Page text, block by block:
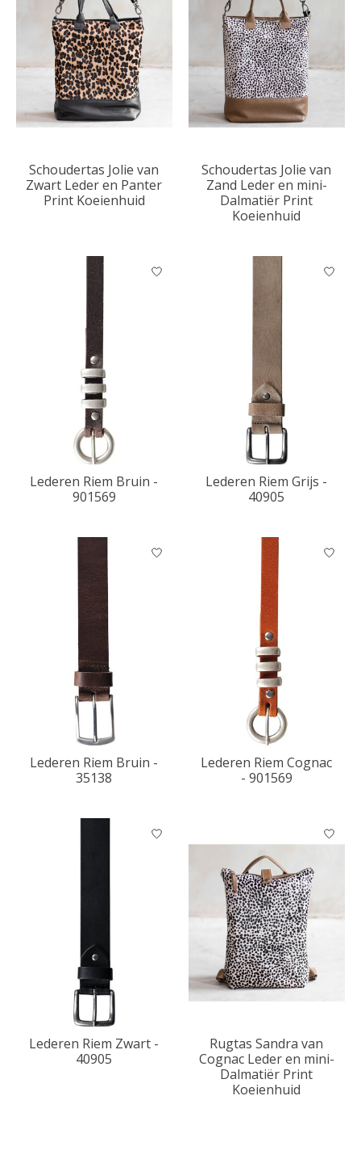
Schoudertas Jolie van
Zwart Leder en Panter
Print Koeienhuid
Schoudertas Jolie van
Zand Leder en mini-
Dalmatiër Print
Koeienhuid
Lederen Riem Bruin -
901569
Lederen Riem Grijs -
40905
Lederen Riem Bruin -
35138
Lederen Riem Cognac
- 901569
Lederen Riem Zwart -
40905
Rugtas Sandra van
Cognac Leder en mini-
Dalmatiër Print
Koeienhuid